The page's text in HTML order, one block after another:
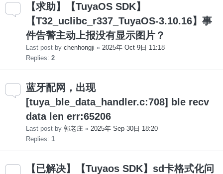
【求助】【TuyaOS SDK】
【T32_uclibc_r337_TuyaOS-3.10.16】事
件告警主动上报没有显示图片？
Last post by chenhongji « 2025年 Oct 9日 11:18
Replies: 2
蓝牙配网，出现
[tuya_ble_data_handler.c:708] ble recv
data len err:65206
Last post by 郭老庄 « 2025年 Sep 30日 18:20
Replies: 1
【已解决】【Tuyaos SDK】sd卡格式化问